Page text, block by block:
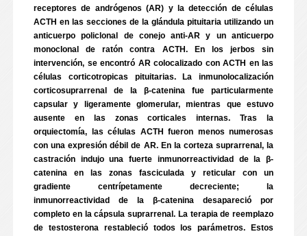
receptores de andrógenos (AR) y la detección de células
ACTH en las secciones de la glándula pituitaria utilizando un
anticuerpo policlonal de conejo anti-AR y un anticuerpo
monoclonal de ratón contra ACTH. En los jerbos sin
intervención, se encontró AR colocalizado con ACTH en las
células corticotropicas pituitarias. La inmunolocalización
corticosuprarrenal de la β-catenina fue particularmente
capsular y ligeramente glomerular, mientras que estuvo
ausente en las zonas corticales internas. Tras la
orquiectomía, las células ACTH fueron menos numerosas
con una expresión débil de AR. En la corteza suprarrenal, la
castración indujo una fuerte inmunorreactividad de la β-
catenina en las zonas fasciculada y reticular con un
gradiente centrípetamente decreciente; la
inmunorreactividad de la β-catenina desapareció por
completo en la cápsula suprarrenal. La terapia de reemplazo
de testosterona restableció todos los parámetros. Estos